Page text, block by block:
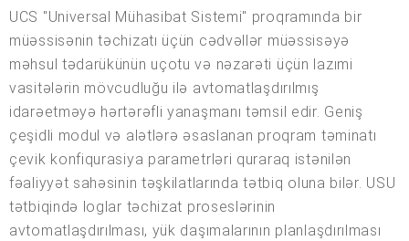
UCS "Universal Mühasibat Sistemi" proqramında bir
müəssisənin təchizatı üçün cədvəllər müəssisəyə
məhsul tədarükünün uçotu və nəzarəti üçün lazımi
vasitələrin mövcudluğu ilə avtomatlaşdırılmış
idarəetməyə hərtərəfli yanaşmanı təmsil edir. Geniş
çeşidli modul və alətlərə əsaslanan proqram təminatı
çevik konfiqurasiya parametrləri quraraq istənilən
fəaliyyət sahəsinin təşkilatlarında tətbiq oluna bilər. USU
tətbiqində loglar təchizat proseslərinin
avtomatlaşdırılması, yük daşımalarının planlaşdırılması